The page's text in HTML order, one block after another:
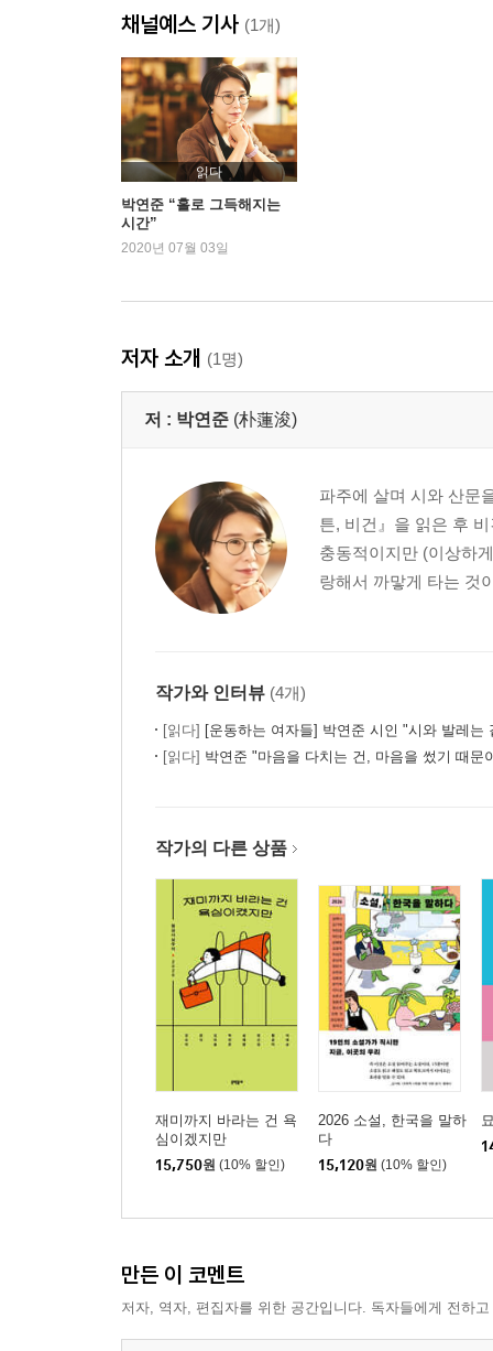
죽음을 산책시키는 여자
도서관에는 노인이 많다
누구에게나 지독한 저녁
사랑은 죽은 이빨
합정역
외국어로 모국어를 설명하는 일
이파리가 나무에서 멀어지는 일을 가을이라 부른다
캥거루
채널예스 기사 (1개)
읽다
박연준 “홀로 그득해지는
시간”
2020년 07월 03일
저자 소개 (1명)
저 : 박연준 (朴蓮浚)
파주에 살며 시와 산문
튼, 비건』을 읽은 후
충동적이지만 (이상하
랑해서 까맣게 타는 것
작가와 인터뷰 (4개)
[읽다] [운동하는 여자들] 박연준 시인 "시와 발레는 같은
[읽다] 박연준 "마음을 다치는 건, 마음을 썼기 때문
작가의 다른 상품
재미까지 바라는 건 욕
심이겠지만
15,750원 (10% 할인)
2026 소설, 한국을 말하
다
15,120원 (10% 할인)
만든 이 코멘트
저자, 역자, 편집자를 위한 공간입니다. 독자들에게 전하